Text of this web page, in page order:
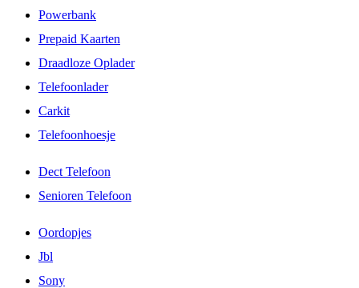
Powerbank
Prepaid Kaarten
Draadloze Oplader
Telefoonlader
Carkit
Telefoonhoesje
Dect Telefoon
Senioren Telefoon
Oordopjes
Jbl
Sony